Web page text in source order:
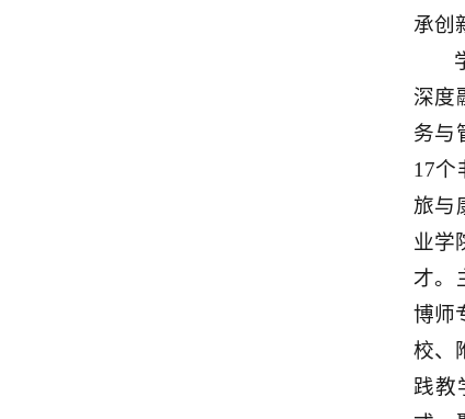
承创
深度
务与
17个
旅与
业学
才。
博师
校、
践教